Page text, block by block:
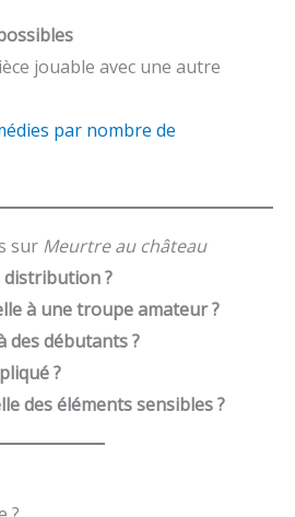
jouable avec une autre
par nombre de
sur Meurtre au château
?
à une troupe amateur ?
des débutants ?
?
des éléments sensibles ?